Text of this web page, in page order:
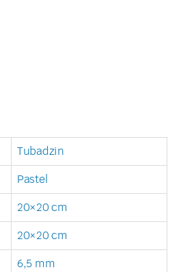
Tubadzin
Pastel
20×20 cm
20×20 cm
6,5 mm